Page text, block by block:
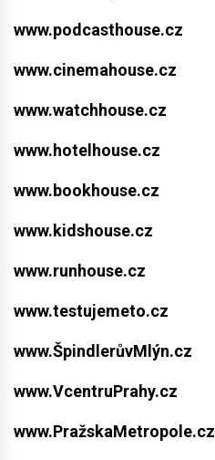
www.podcasthouse.cz
www.cinemahouse.cz
www.watchhouse.cz
www.hotelhouse.cz
www.bookhouse.cz
www.kidshouse.cz
www.runhouse.cz
www.testujemeto.cz
www.ŠpindlerůvMlýn.cz
www.VcentruPrahy.cz
www.PražskaMetropole.cz